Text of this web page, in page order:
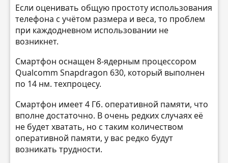
Если оценивать общую простоту использования
телефона с учётом размера и веса, то проблем
при каждодневном использовании не
возникнет.
Смартфон оснащен 8-ядерным процессором
Qualcomm Snapdragon 630, который выполнен
по 14 нм. техпроцесу.
Смартфон имеет 4 Гб. оперативной памяти, что
вполне достаточно. В очень редких случаях её
не будет хватать, но с таким количеством
оперативной памяти, у вас редко будут
возникать трудности.